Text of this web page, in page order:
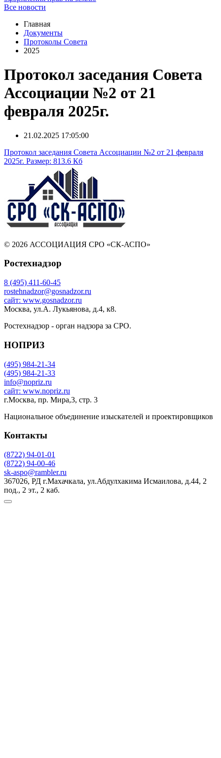
Все новости
Главная
Документы
Протоколы Совета
2025
Протокол заседания Совета
Ассоциации №2 от 21
февраля 2025г.
21.02.2025 17:05:00
Протокол заседания Совета Ассоциации №2 от 21 февраля
2025г. Размер: 813.6 Кб
© 2026 АССОЦИАЦИЯ СРО «СК-АСПО»
Ростехнадзор
8 (495) 411-60-45
rostehnadzor@gosnadzor.ru
сайт: www.gosnadzor.ru
Москва, ул.А. Лукьянова, д.4, к8.
Ростехнадзор - орган надзора за СРО.
НОПРИЗ
(495) 984-21-34
(495) 984-21-33
info@nopriz.ru
сайт: www.nopriz.ru
г.Москва, пр. Мира,3, стр. 3
Национальное объединение изыскателей и проектировщиков
Контакты
(8722) 94-01-01
(8722) 94-00-46
sk-aspo@rambler.ru
367026, РД г.Махачкала, ул.Абдулхакима Исмаилова, д.44, 2
под., 2 эт., 2 каб.